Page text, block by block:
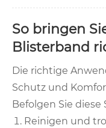
So bringen
Blisterband
Die richtige
Schutz und
Befolgen Sie diese
Reinigen und